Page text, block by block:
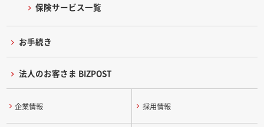
保険サービス一覧
お手続き
法人のお客さま BIZPOST
企業情報 採用情報